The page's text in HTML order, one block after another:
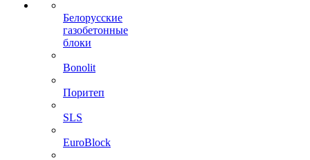
Белорусские
газобетонные
блоки
Bonolit
Поритеп
SLS
EuroBlock